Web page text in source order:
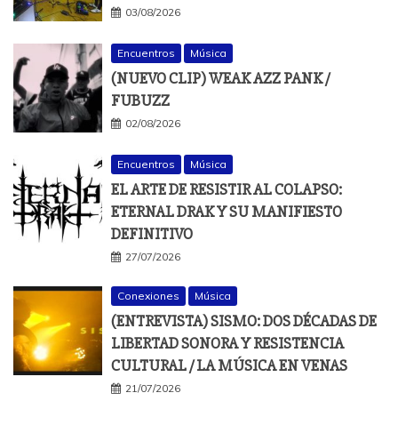
03/08/2026
Encuentros Música
(NUEVO CLIP) WEAK AZZ PANK /
FUBUZZ
02/08/2026
Encuentros Música
EL ARTE DE RESISTIR AL COLAPSO:
ETERNAL DRAK Y SU MANIFIESTO
DEFINITIVO
27/07/2026
Conexiones Música
(ENTREVISTA) SISMO: DOS DÉCADAS DE
LIBERTAD SONORA Y RESISTENCIA
CULTURAL / LA MÚSICA EN VENAS
21/07/2026